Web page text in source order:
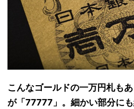
こんなゴールドの一万円札も
が「77777」。細かい部分に